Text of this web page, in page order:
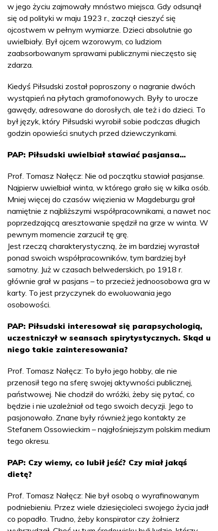
w jego życiu zajmowały mnóstwo miejsca. Gdy odsunął
się od polityki w maju 1923 r., zaczął cieszyć się
ojcostwem w pełnym wymiarze. Dzieci absolutnie go
uwielbiały. Był ojcem wzorowym, co ludziom
zaabsorbowanym sprawami publicznymi nieczęsto się
zdarza.
Kiedyś Piłsudski został poproszony o nagranie dwóch
wystąpień na płytach gramofonowych. Były to urocze
gawędy, adresowane do dorosłych, ale też i do dzieci. To
był język, który Piłsudski wyrobił sobie podczas długich
godzin opowieści snutych przed dziewczynkami.
PAP: Piłsudski uwielbiał stawiać pasjansa…
Prof. Tomasz Nałęcz: Nie od początku stawiał pasjanse.
Najpierw uwielbiał winta, w którego grało się w kilka osób.
Mniej więcej do czasów więzienia w Magdeburgu grał
namiętnie z najbliższymi współpracownikami, a nawet noc
poprzedzającą aresztowanie spędził na grze w winta. W
pewnym momencie zarzucił tę grę.
Jest rzeczą charakterystyczną, że im bardziej wyrastał
ponad swoich współpracowników, tym bardziej był
samotny. Już w czasach belwederskich, po 1918 r.
głównie grał w pasjans – to przecież jednoosobowa gra w
karty. To jest przyczynek do ewoluowania jego
osobowości.
PAP: Piłsudski interesował się parapsychologią,
uczestniczył w seansach spirytystycznych. Skąd u
niego takie zainteresowania?
Prof. Tomasz Nałęcz: To było jego hobby, ale nie
przenosił tego na sferę swojej aktywności publicznej,
państwowej. Nie chodził do wróżki, żeby się pytać, co
będzie i nie uzależniał od tego swoich decyzji. Jego to
pasjonowało. Znane były również jego kontakty ze
Stefanem Ossowieckim – najgłośniejszym polskim medium
tego okresu.
PAP: Czy wiemy, co lubił jeść? Czy miał jakąś
dietę?
Prof. Tomasz Nałęcz: Nie był osobą o wyrafinowanym
podniebieniu. Przez wiele dziesięcioleci swojego życia jadł
co popadło. Trudno, żeby konspirator czy żołnierz